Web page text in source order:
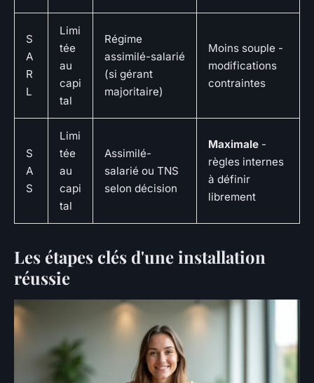
S
A
R
L
Limi
tée
au
capi
tal
Régime
assimilé-salarié
(si gérant
majoritaire)
Moins souple -
modifications
contraintes
S
A
S
Limi
tée
au
capi
tal
Assimilé-
salarié ou TNS
selon décision
Maximale -
règles internes
à définir
librement
Les étapes clés d'une installation
réussie